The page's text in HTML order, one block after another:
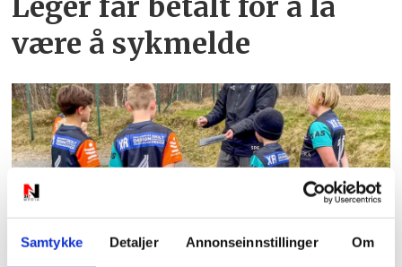
Samtykke Detaljer Annonseinnstillinger Om
Leger får betalt for å la
være å sykmelde